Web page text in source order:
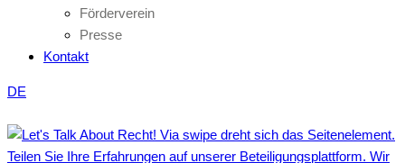
Förderverein
Presse
Kontakt
DE
Teilen Sie Ihre Erfahrungen auf unserer Beteiligungsplattform. Wir